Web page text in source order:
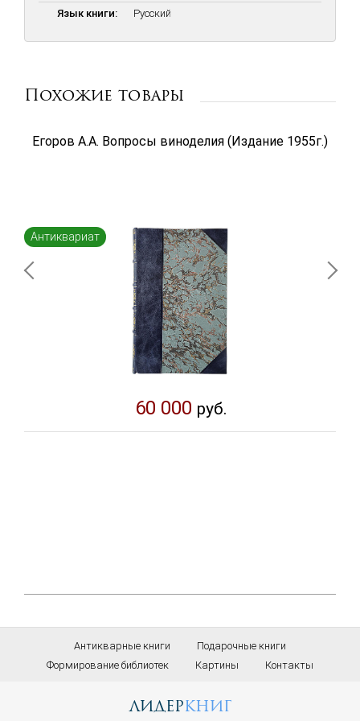
назревшие практические задачи нашего виноградного
научно-практическом руководсте. (Москва, 1927г. А.А. Кротков).
Язык книги:
Русский
Похожие товары
Егоров А.А. Вопросы виноделия (Издание 1955г.)
Антиквариат
60 000 руб.
Антикварные книги
Подарочные книги
Формирование библиотек
Картины Контакты
лидеркниг